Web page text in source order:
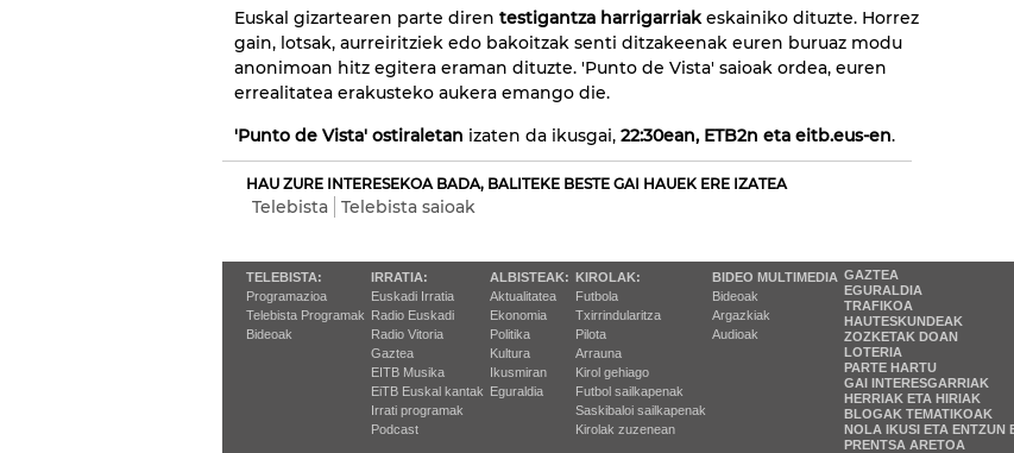
Euskal gizartearen parte diren testigantza harrigarriakeskainiko dituzte. Horrez
gain, lotsak, aurreiritziek edo bakoitzak senti ditzakeenak euren buruaz modu
anonimoan hitz egitera eraman dituzte. 'Punto de Vista' saioak ordea, euren
errealitatea erakusteko aukera emango die.
'Punto de Vista' ostiraletan izaten da ikusgai, 22:30ean, ETB2n eta eitb.eus-en.
HAU ZURE INTERESEKOA BADA, BALITEKE BESTE GAI HAUEK ERE IZATEA
Telebista Telebista saioak
TELEBISTA:
Programazioa
Telebista Programak
Bideoak
IRRATIA:
Euskadi Irratia
Radio Euskadi
Radio Vitoria
Gaztea
EITB Musika
EiTB Euskal kantak
Irrati programak
Podcast
ALBISTEAK:
Aktualitatea
Ekonomia
Politika
Kultura
Ikusmiran
Eguraldia
KIROLAK:
Futbola
Txirrindularitza
Pilota
Arrauna
Kirol gehiago
Futbol sailkapenak
Saskibaloi sailkapenak
Kirolak zuzenean
BIDEO MULTIMEDIA
Bideoak
Argazkiak
Audioak
GAZTEA
EGURALDIA
TRAFIKOA
HAUTESKUNDEAK
ZOZKETAK DOAN
LOTERIA
PARTE HARTU
GAI INTERESGARRIAK
HERRIAK ETA HIRIAK
BLOGAK TEMATIKOAK
NOLA IKUSI ETA ENTZUN
PRENTSA ARETOA